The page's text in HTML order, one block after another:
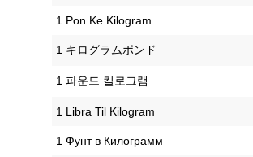
‎1 Pon Ke Kilogram
‎1 キログラムポンド
‎1 파운드 킬로그램
‎1 Libra Til Kilogram
‎1 Фунт в Килограмм